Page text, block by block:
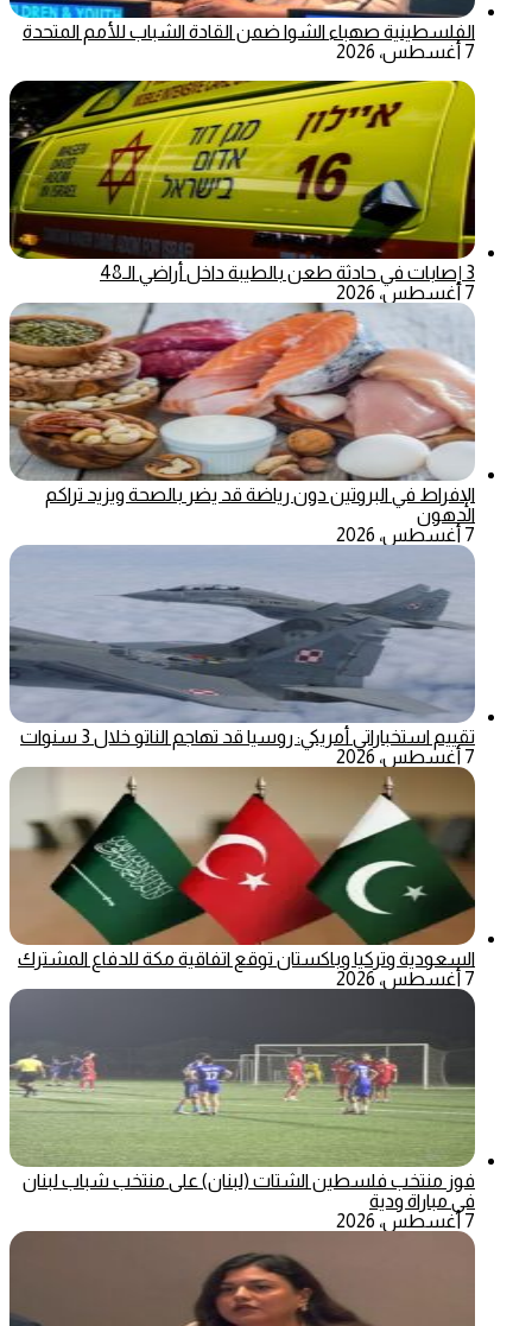
الفلسطينية صهباء الشوا ضمن القادة الشباب للأمم المتحدة
7 أغسطس، 2026
3 إصابات في حادثة طعن بالطيبة داخل أراضي الـ48
7 أغسطس، 2026
الإفراط في البروتين دون رياضة قد يضر بالصحة ويزيد تراكم
الدهون
7 أغسطس، 2026
تقييم استخباراتي أمريكي: روسيا قد تهاجم الناتو خلال 3 سنوات
7 أغسطس، 2026
السعودية وتركيا وباكستان توقع اتفاقية مكة للدفاع المشترك
7 أغسطس، 2026
فوز منتخب فلسطين الشتات (لبنان) على منتخب شباب لبنان
في مباراة ودية
7 أغسطس، 2026